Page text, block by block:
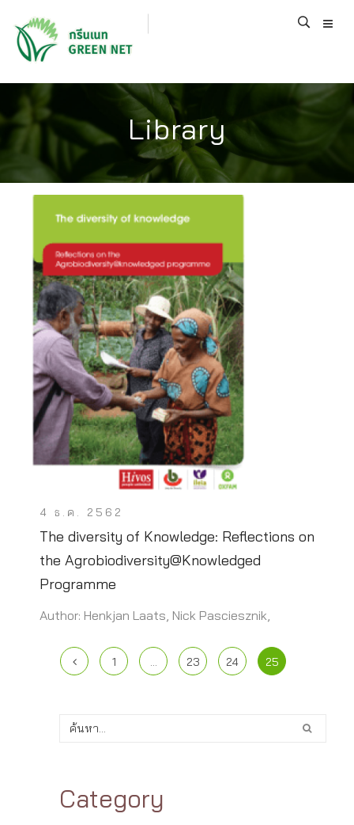
Library
4 ธ.ค. 2562
The diversity of Knowledge: Reflections on
the Agrobiodiversity@Knowledged
Programme
Author: Henkjan Laats, Nick Pasciesznik,
1 … 23 24 25
Category